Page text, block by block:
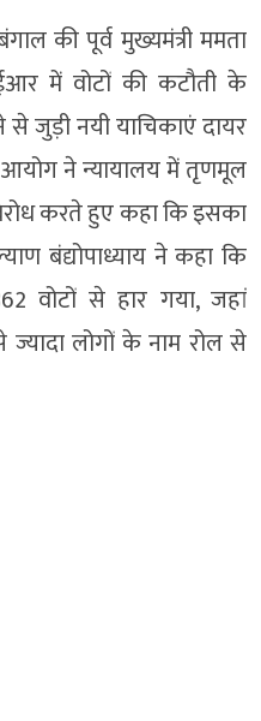
की पूर्व मुख्यमंत्री ममता
में वोटों की कटौती के
जुड़ी नयी याचिकाएं दायर
ने न्यायालय में तृणमूल
करते हुए कहा कि इसका
बंद्योपाध्याय ने कहा कि
वोटों से हार गया, जहां
लोगों के नाम रोल से